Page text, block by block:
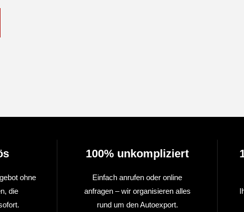
ohne
die
100% unkompliziert
Einfach anrufen oder online
anfragen – wir organisieren alles
rund um den Autoexport.